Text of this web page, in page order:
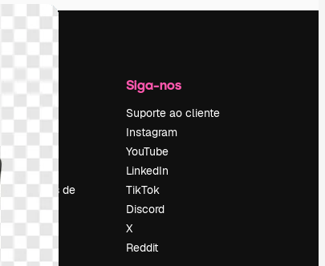
Empresa
Sobre nós
Emprego
Tendências de
pesquisa
Blog
Eventos
Siga-nos
Suporte ao cliente
Instagram
YouTube
LinkedIn
TikTok
Discord
X
Reddit